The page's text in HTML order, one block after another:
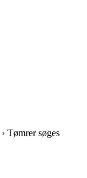
› Tømrer søges